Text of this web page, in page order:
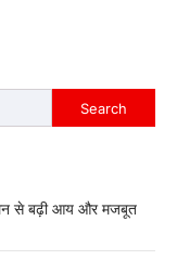
Search
से बढ़ी आय और मजबूत